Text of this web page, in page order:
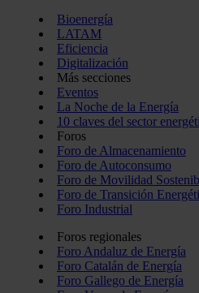
Bioenergía
LATAM
Eficiencia
Digitalización
Más secciones
Eventos
La Noche de la Energía
10 claves del sector
Foros
Foro de Almacenamiento
Foro de Autoconsumo
Foro de Movilidad
Foro de Transición
Foro Industrial
Foros regionales
Foro Andaluz de Energía
Foro Catalán de Energía
Foro Gallego de Energía